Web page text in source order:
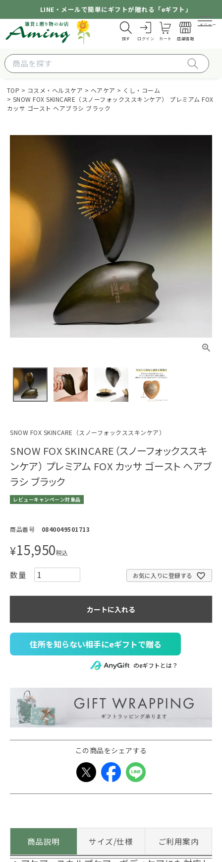
LINE・メールで簡単にギフトが贈れる「eギフト」
探す ログイン カート 店舗情報
メニュー
TOP コスメ・ヘルスケア ヘアケア
くし・コーム
SNOW FOX SKINCARE（スノーフォックススキンケア） プレミアム FOX
カッサ ゴースト ヘアブラシ ブラック
SNOW FOX SKINCARE（スノーフォックススキンケア）
SNOW FOX SKINCARE（スノーフォックススキ
ンケア） プレミアム FOX カッサ ゴースト ヘアブ
ラシ ブラック
レビューキャンペーン対象品
商品番号 0840049501713
¥15,950税込
お気に入りに登録する
カートに入れる
住所を知らない相手にeギフトで贈る
のeギフトとは？
この商品をシェアする
商品説明 サイズ/仕様 ご利用案内